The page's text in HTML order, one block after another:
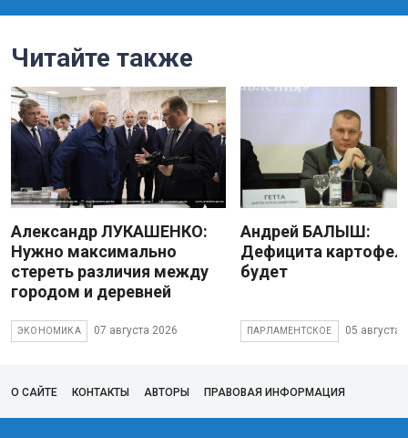
Читайте также
Александр ЛУКАШЕНКО:
Нужно максимально
стереть различия между
городом и деревней
ЭКОНОМИКА 07 августа 2026
Андрей БАЛЫШ:
Дефицита
будет
ПАРЛАМЕНТСКОЕ 05 августа
О САЙТЕ КОНТАКТЫ АВТОРЫ ПРАВОВАЯ ИНФОРМАЦИЯ